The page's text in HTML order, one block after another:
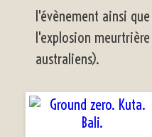
l'évènement ainsi
l'explosion
australiens).